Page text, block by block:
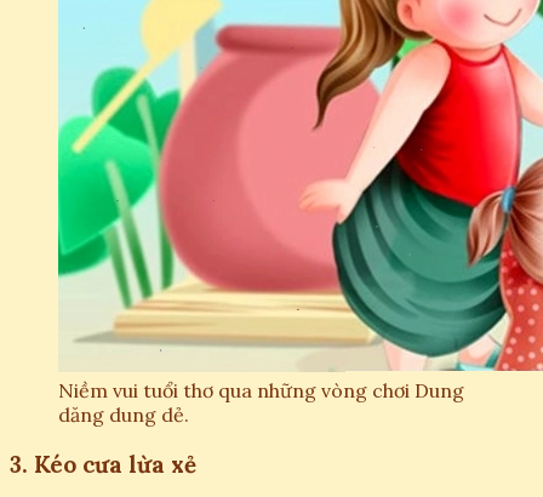
Niềm vui tuổi thơ qua những vòng chơi Dung
dăng dung dẻ.
3. Kéo cưa lừa xẻ